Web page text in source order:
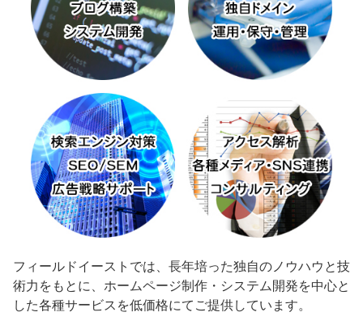
フィールドイーストでは、長年培った独自のノウハウと技
術力をもとに、ホームページ制作・システム開発を中心と
した各種サービスを低価格にてご提供しています。